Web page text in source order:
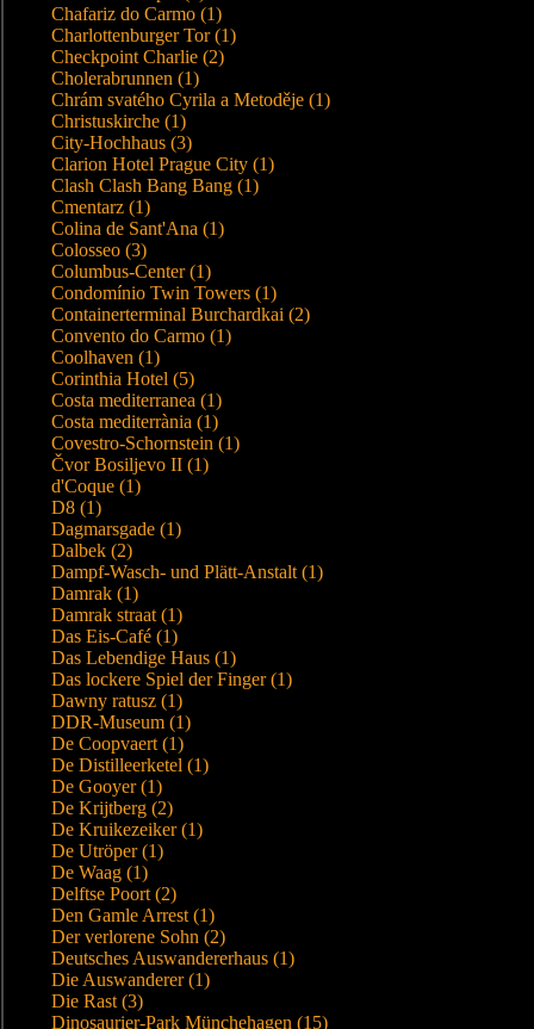
Chafariz do Carmo (1)
Charlottenburger Tor (1)
Checkpoint Charlie (2)
Cholerabrunnen (1)
Chrám svatého Cyrila a Metoděje (1)
Christuskirche (1)
City-Hochhaus (3)
Clarion Hotel Prague City (1)
Clash Clash Bang Bang (1)
Cmentarz (1)
Colina de Sant'Ana (1)
Colosseo (3)
Columbus-Center (1)
Condomínio Twin Towers (1)
Containerterminal Burchardkai (2)
Convento do Carmo (1)
Coolhaven (1)
Corinthia Hotel (5)
Costa mediterranea (1)
Costa mediterrània (1)
Covestro-Schornstein (1)
Čvor Bosiljevo II (1)
d'Coque (1)
D8 (1)
Dagmarsgade (1)
Dalbek (2)
Dampf-Wasch- und Plätt-Anstalt (1)
Damrak (1)
Damrak straat (1)
Das Eis-Café (1)
Das Lebendige Haus (1)
Das lockere Spiel der Finger (1)
Dawny ratusz (1)
DDR-Museum (1)
De Coopvaert (1)
De Distilleerketel (1)
De Gooyer (1)
De Krijtberg (2)
De Kruikezeiker (1)
De Utröper (1)
De Waag (1)
Delftse Poort (2)
Den Gamle Arrest (1)
Der verlorene Sohn (2)
Deutsches Auswandererhaus (1)
Die Auswanderer (1)
Die Rast (3)
Dinosaurier-Park Münchehagen (15)